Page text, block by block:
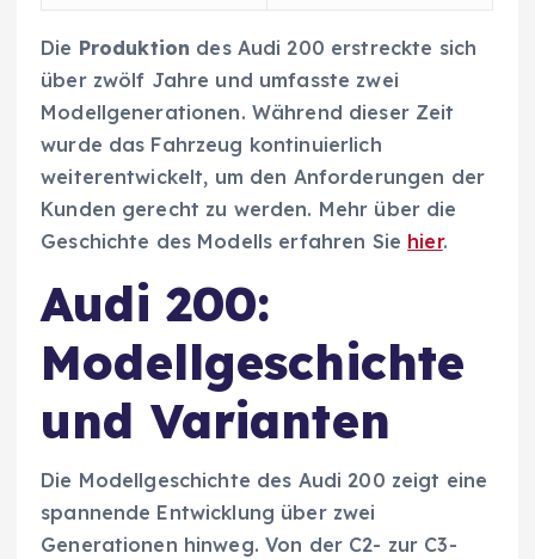
Die Produktion des Audi 200 erstreckte sich
über zwölf Jahre und umfasste zwei
Modellgenerationen. Während dieser Zeit
wurde das Fahrzeug kontinuierlich
weiterentwickelt, um den Anforderungen der
Kunden gerecht zu werden. Mehr über die
Geschichte des Modells erfahren Sie hier.
Audi 200:
Modellgeschichte
und Varianten
Die Modellgeschichte des Audi 200 zeigt eine
spannende Entwicklung über zwei
Generationen hinweg. Von der C2- zur C3-